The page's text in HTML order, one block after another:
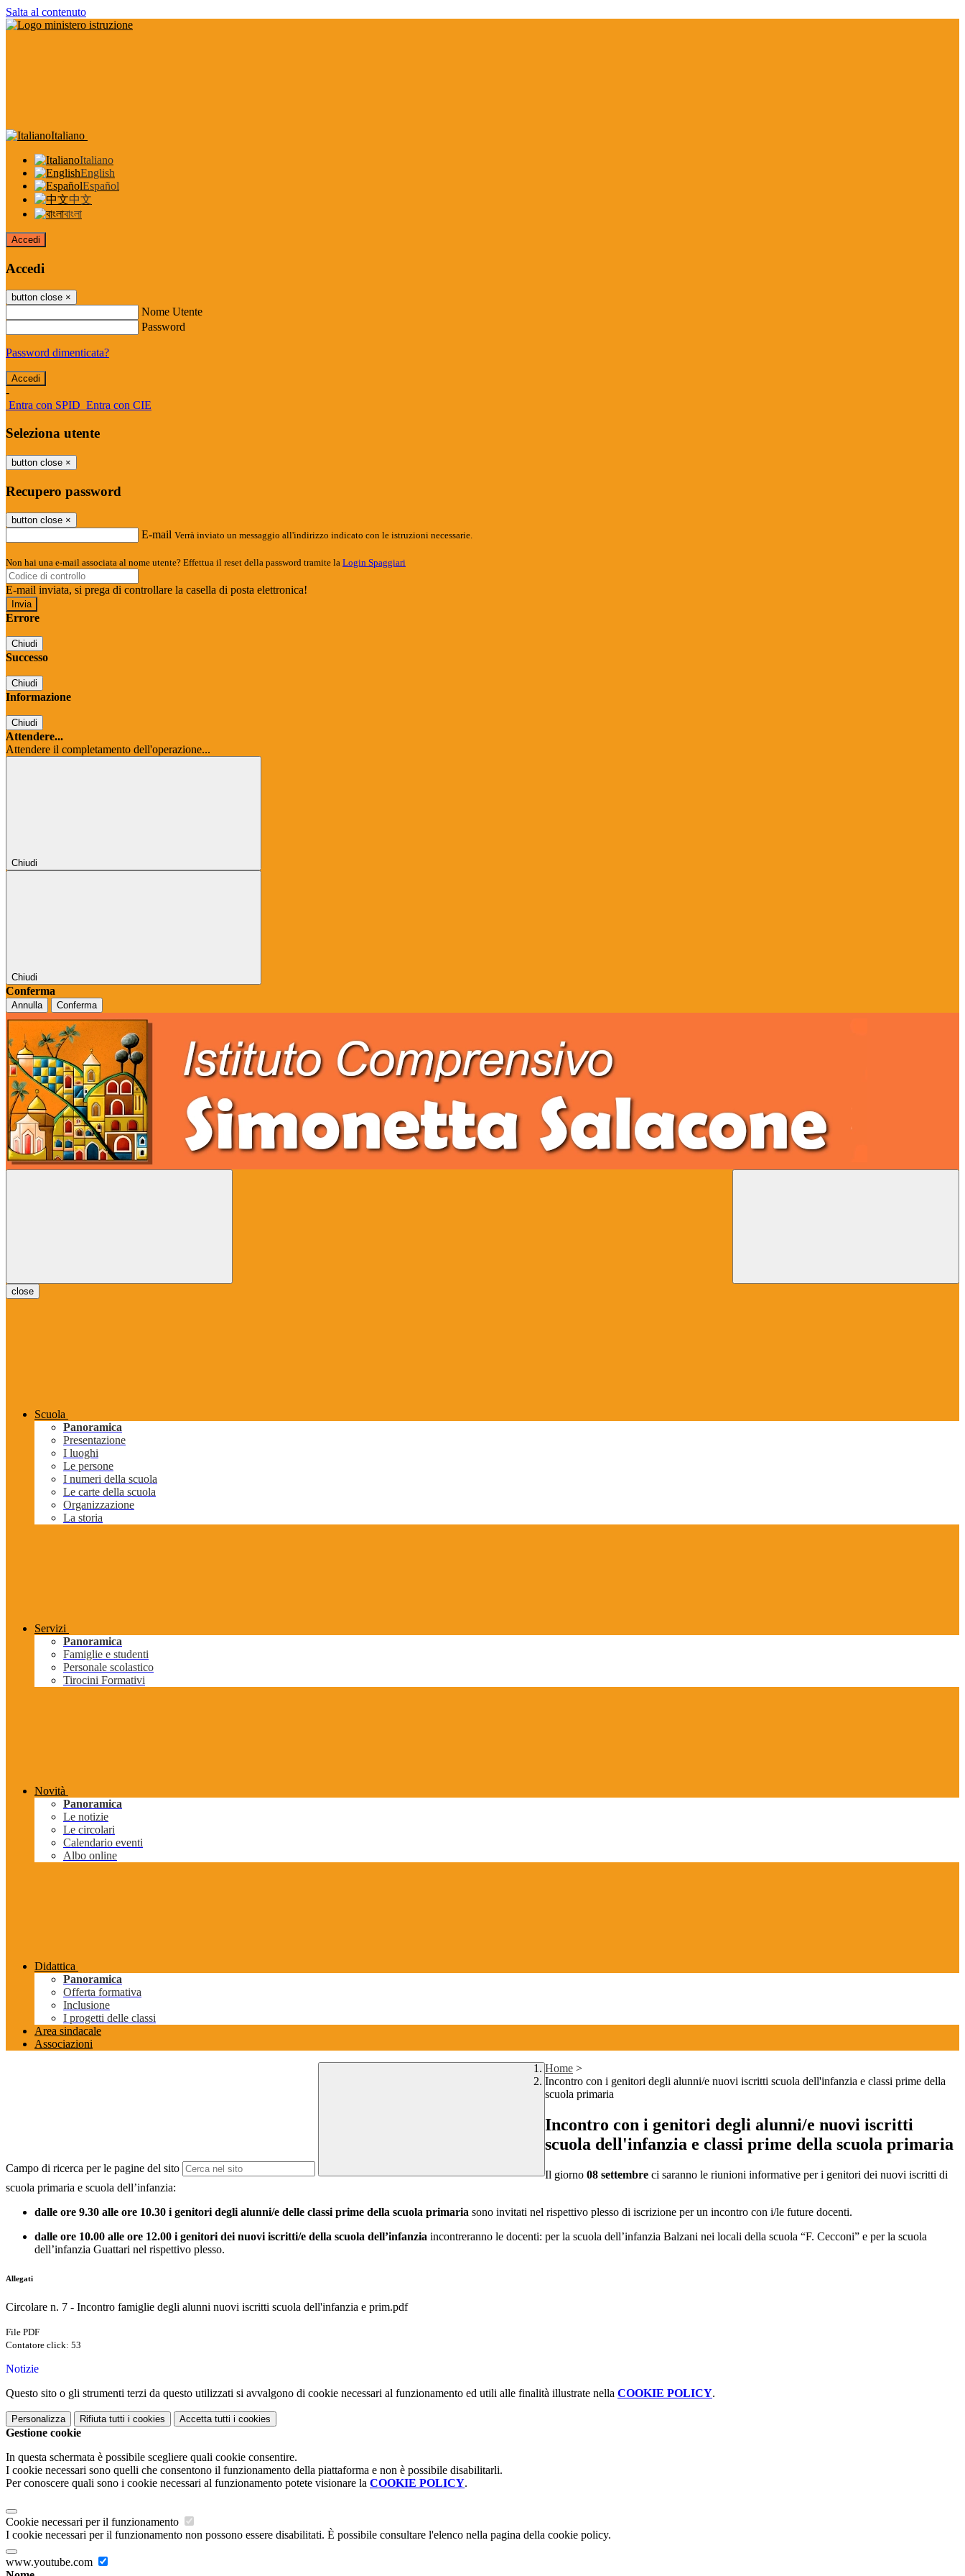
Salta al contenuto
Italiano
Italiano
English
Español
中文
বাংলা
Accedi
Accedi
button close ×
Nome Utente
Password
Password dimenticata?
-
Entra con SPID Entra con CIE
Seleziona utente
button close ×
Recupero password
button close ×
E-mail Verrà inviato un messaggio all'indirizzo indicato con le istruzioni necessarie.
Non hai una e-mail associata al nome utente? Effettua il reset della password tramite la Login Spaggiari
E-mail inviata, si prega di controllare la casella di posta elettronica!
Errore
Chiudi
Successo
Chiudi
Informazione
Chiudi
Attendere...
Attendere il completamento dell'operazione...
Chiudi
Chiudi
Conferma
Annulla Conferma
close
Scuola
Panoramica
Presentazione
I luoghi
Le persone
I numeri della scuola
Le carte della scuola
Organizzazione
La storia
Servizi
Panoramica
Famiglie e studenti
Personale scolastico
Tirocini Formativi
Novità
Panoramica
Le notizie
Le circolari
Calendario eventi
Albo online
Didattica
Panoramica
Offerta formativa
Inclusione
I progetti delle classi
Area sindacale
Associazioni
Campo di ricerca per le pagine del sito
Home >
Incontro con i genitori degli alunni/e nuovi iscritti scuola dell'infanzia e classi prime della
scuola primaria
Incontro con i genitori degli alunni/e nuovi iscritti
scuola dell'infanzia e classi prime della scuola primaria
Il giorno 08 settembre ci saranno le riunioni informative per i genitori dei nuovi iscritti di
scuola primaria e scuola dell’infanzia:
dalle ore 9.30 alle ore 10.30 i genitori degli alunni/e delle classi prime della scuola primaria sono invitati nel rispettivo plesso di iscrizione per un incontro con i/le future docenti.
dalle ore 10.00 alle ore 12.00 i genitori dei nuovi iscritti/e della scuola dell’infanzia incontreranno le docenti: per la scuola dell’infanzia Balzani nei locali della scuola “F. Cecconi” e per la scuola
dell’infanzia Guattari nel rispettivo plesso.
Allegati
Circolare n. 7 - Incontro famiglie degli alunni nuovi iscritti scuola dell'infanzia e prim.pdf
File PDF
Contatore click: 53
Notizie
Questo sito o gli strumenti terzi da questo utilizzati si avvalgono di cookie necessari al funzionamento ed utili alle finalità illustrate nella COOKIE POLICY.
Personalizza Rifiuta tutti i cookies Accetta tutti i cookies
Gestione cookie
In questa schermata è possibile scegliere quali cookie consentire.
I cookie necessari sono quelli che consentono il funzionamento della piattaforma e non è possibile disabilitarli.
Per conoscere quali sono i cookie necessari al funzionamento potete visionare la COOKIE POLICY.
Cookie necessari per il funzionamento
I cookie necessari per il funzionamento non possono essere disabilitati. È possibile consultare l'elenco nella pagina della cookie policy.
www.youtube.com